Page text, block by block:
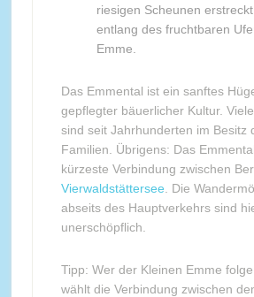
riesigen Scheunen
entlang des fruchtbaren
Emme.
Das Emmental ist ein sanftes
gepflegter bäuerlicher Kultur.
sind seit Jahrhunderten im Besitz
Familien. Übrigens: Das
kürzeste Verbindung zwischen
Vierwaldstättersee . Die
abseits des Hauptverkehrs sind
unerschöpflich.
Tipp: Wer der Kleinen Emme
wählt die Verbindung zwischen